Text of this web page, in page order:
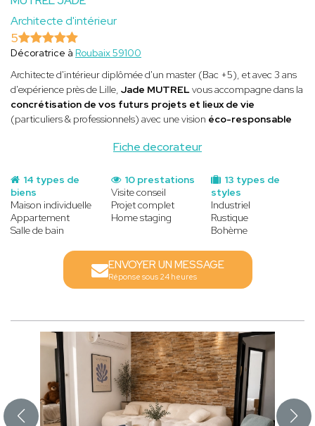
Architecte d'intérieur
Fiche decorateur
5
Décoratrice à Roubaix 59100
Architecte d'intérieur diplômée d'un master (Bac +5), et avec 3 ans
d'expérience près de Lille, Jade MUTRELvous accompagne dans la
concrétisation de vos futurs projets et lieux de vie
(particuliers & professionnels) avec une vision éco-responsable
14 types de
biens
Maison individuelle
Appartement
Salle de bain
13 types de
styles
Industriel
Rustique
Bohème
10 prestations
Visite conseil
Projet complet
Home staging
ENVOYER UN MESSAGE
Réponse sous 24 heures